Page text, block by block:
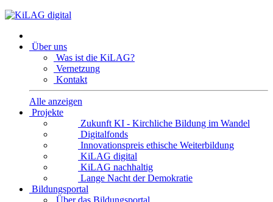
Über uns
Was ist die KiLAG?
Vernetzung
Kontakt
Alle anzeigen
Projekte
Zukunft KI - Kirchliche Bildung im Wandel
Digitalfonds
Innovationspreis ethische Weiterbildung
KiLAG digital
KiLAG nachhaltig
Lange Nacht der Demokratie
Bildungsportal
Über das Bildungsportal